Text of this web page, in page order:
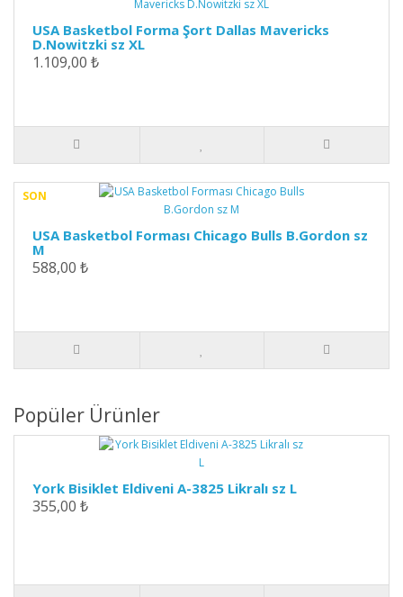
USA Basketbol Forma Şort Dallas Mavericks
D.Nowitzki sz XL
1.109,00 ₺
SON
USA Basketbol Forması Chicago Bulls B.Gordon sz
M
588,00 ₺
Popüler Ürünler
York Bisiklet Eldiveni A-3825 Likralı sz L
355,00 ₺